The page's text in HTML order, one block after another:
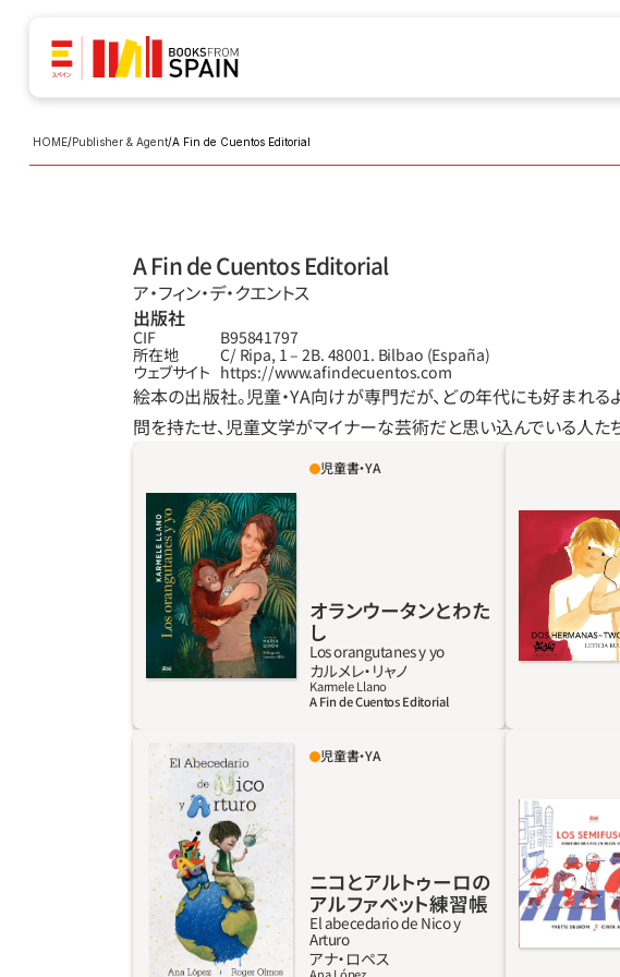
HOME/Publisher & Agent/A Fin de Cuentos Editorial
A Fin de Cuentos Editorial
ア‧フィン‧デ‧クエントス
出版社
CIF
B95841797
所在地
C/ Ripa, 1 – 2B. 48001. Bilbao (España)
ウェブサイト https://www.afindecuentos.com
絵本の出版社。児童‧YA向けが専門だが、どの年代にも好まれる
問を持たせ、児童文学がマイナーな芸術だと思い込んでいる人た
カルメレは獣医学生時代から、野生動物に関わ
る仕事がしたいとはっきり思っていた。その情
熱は冷めることなく、43歳の今、彼女はボルネ
オ島（インドネシア）でオランウータンの保護
と回復を目的とした大規模なNGOを率いてい
る。本書では、自然とともにあった幼少期、学
業、野生動物回復センターでの最初の仕事の
日々、ボランティアとして働くためにジャカル
タに降り立ったこと、そしてゴミの中で棒につ
ながれるひどい生活を送っていた飼育下のオ
えた衝撃について語っている。オランウータン
は、ボルネオ島とスマトラ島にのみ生息する霊
長類の一種で、その生存は深刻な危機に瀕して
いる。そのため、本書では彼らの生活について
語るだけではなく、類人猿たちの知性の高さ
や、アブラヤシ農園によって荒廃した彼らの環
境、彼らとそこに住む人々のニーズについても
紹介する。
詳しく見る
児童書・YA
オランウータンとわた
し
Los orangutanes y yo
カルメレ‧リャノ
Karmele Llano
A Fin de Cuentos Editorial
ふたりの姉
である〈ス
い歌いたく
英語）の詩
ラストに使
を見ただけ
アルファベットの文字をツールとして、読者の
たくさんの好奇心にアプローチするために、兄
弟のふたりがこのストーリーですることとい
えば、散歩すること、観察すること、冗談を言う
こと、そして何よりも発見することだ。なぜっ
て、わたしたちが知っていること、知らないこ
と、想像することが、ふたりと歩むどんな冒険
の中にもあるから。
児童書・YA
ニコとアルトゥーロの
アルファベット練習帳
El abecedario de Nico y
Arturo
アナ・ロペス
バートがい
サミラ、ジ
トで参加す
ならない。
に夢中なの
のいる可能
バーや劇場